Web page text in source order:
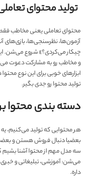
تولید محتوای
محتوای تعاملی یعنی مخاطب
آزمون‌ها، نظرسنجی‌ها، بازی‌های
چیکار می‌کردی؟» شروع می‌شن. این
و مخاطب رو به مشارکت دعوت
ابزارهای خوبی برای این نوع
تولید محتوا رو جدی بگیر.
دسته بندی
هر محتوایی که تولید
بعضیا دنبال فروش هستن و بعضی‌
سه مدل مهم از محتوا آشنا
می‌شن: آموزشی، تبلیغاتی و
داره.